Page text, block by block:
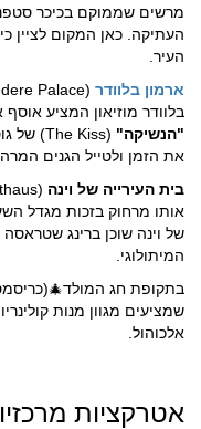
העתיקה. כאן המקום לציין
העיר.
ארמון בלוודר
בלוודר מוזיאון המציע
"הנשיקה" (The Kiss) של גוסטב קלימט (
את הזמן ולטייל הגנים
בית העירייה של וינה
אותו מרחוק בזכות מגדל
של וינה שוכן ברינג
המיתולוגי.
בתקופת חג המולד🎄
שמציעים מגוון מנות
אלכוהול.
אטרקציות